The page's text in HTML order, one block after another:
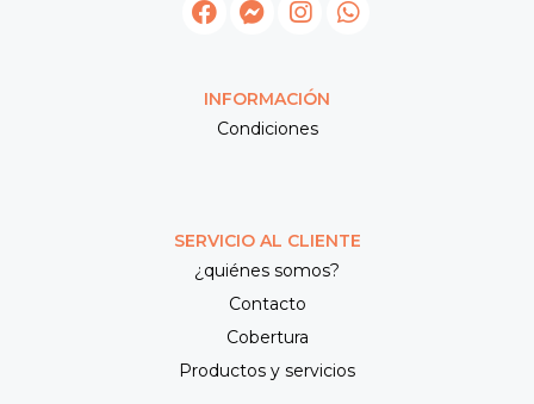
INFORMACIÓN
Condiciones
SERVICIO AL CLIENTE
¿quiénes somos?
Contacto
Cobertura
Productos y servicios